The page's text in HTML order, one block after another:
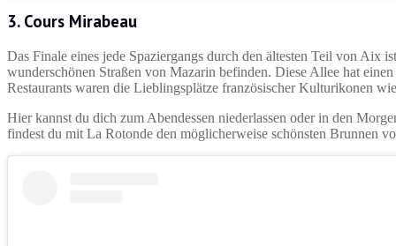
3. Cours Mirabeau
Das Finale eines jede Spaziergangs durch den ältesten Teil von Aix
wunderschönen Straßen von Mazarin befinden. Diese Allee hat
Restaurants waren die Lieblingsplätze französischer Kulturikonen
Hier kannst du dich zum Abendessen niederlassen oder in den
findest du mit La Rotonde den möglicherweise schönsten Brunnen